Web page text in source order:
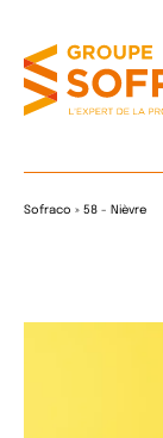
Sofraco » 58 - Nièvre